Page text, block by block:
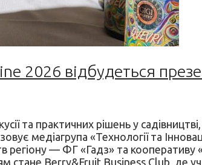
2026 відбудеться
та практичних рішень у
медіагрупа «Технології та
регіону — ФГ «Гадз» та
стане Berry&Fruit Business Club, де